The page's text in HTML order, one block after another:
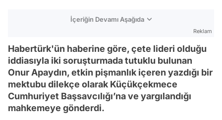
İçeriğin Devamı Aşağıda
Reklam
Habertürk'ün haberine göre, çete lideri olduğu
iddiasıyla iki soruşturmada tutuklu bulunan
Onur Apaydın, etkin pişmanlık içeren yazdığı bir
mektubu dilekçe olarak Küçükçekmece
Cumhuriyet Başsavcılığı’na ve yargılandığı
mahkemeye gönderdi.